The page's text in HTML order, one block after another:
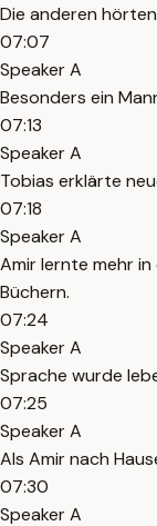
Die anderen
07:07
Speaker A
Besonders ein
07:13
Speaker A
Tobias erklärte
07:18
Speaker A
Amir lernte mehr
Büchern.
07:24
Speaker A
Sprache wurde
07:25
Speaker A
Als Amir nach
07:30
Speaker A